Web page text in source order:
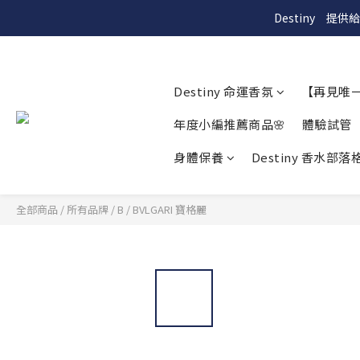
Destiny　提供
Destiny 命運香氛
【再見
年度小編推薦商品🌸
體驗試管
身體保養
Destiny 香水部落
全部商品 / 所有品牌 / B / BVLGARI 寶格麗